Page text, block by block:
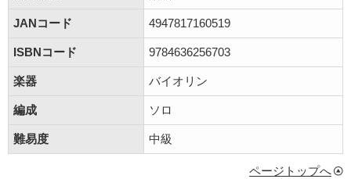
JANコード 4947817160519
ISBNコード 9784636256703
楽器 バイオリン
編成 ソロ
難易度 中級
ページトップへ